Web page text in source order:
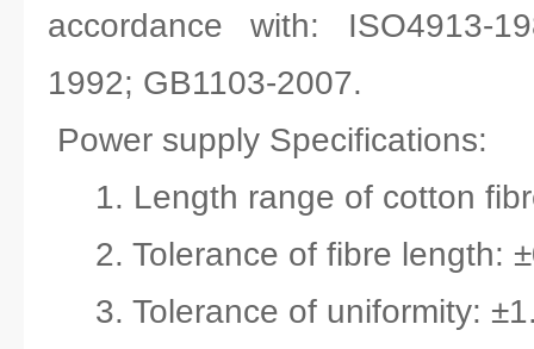
accordance with: ISO4913-
1992; GB1103-2007.
Power supply Specifications:
1. Length range of cotton
2. Tolerance of fibre length:
3. Tolerance of uniformity: